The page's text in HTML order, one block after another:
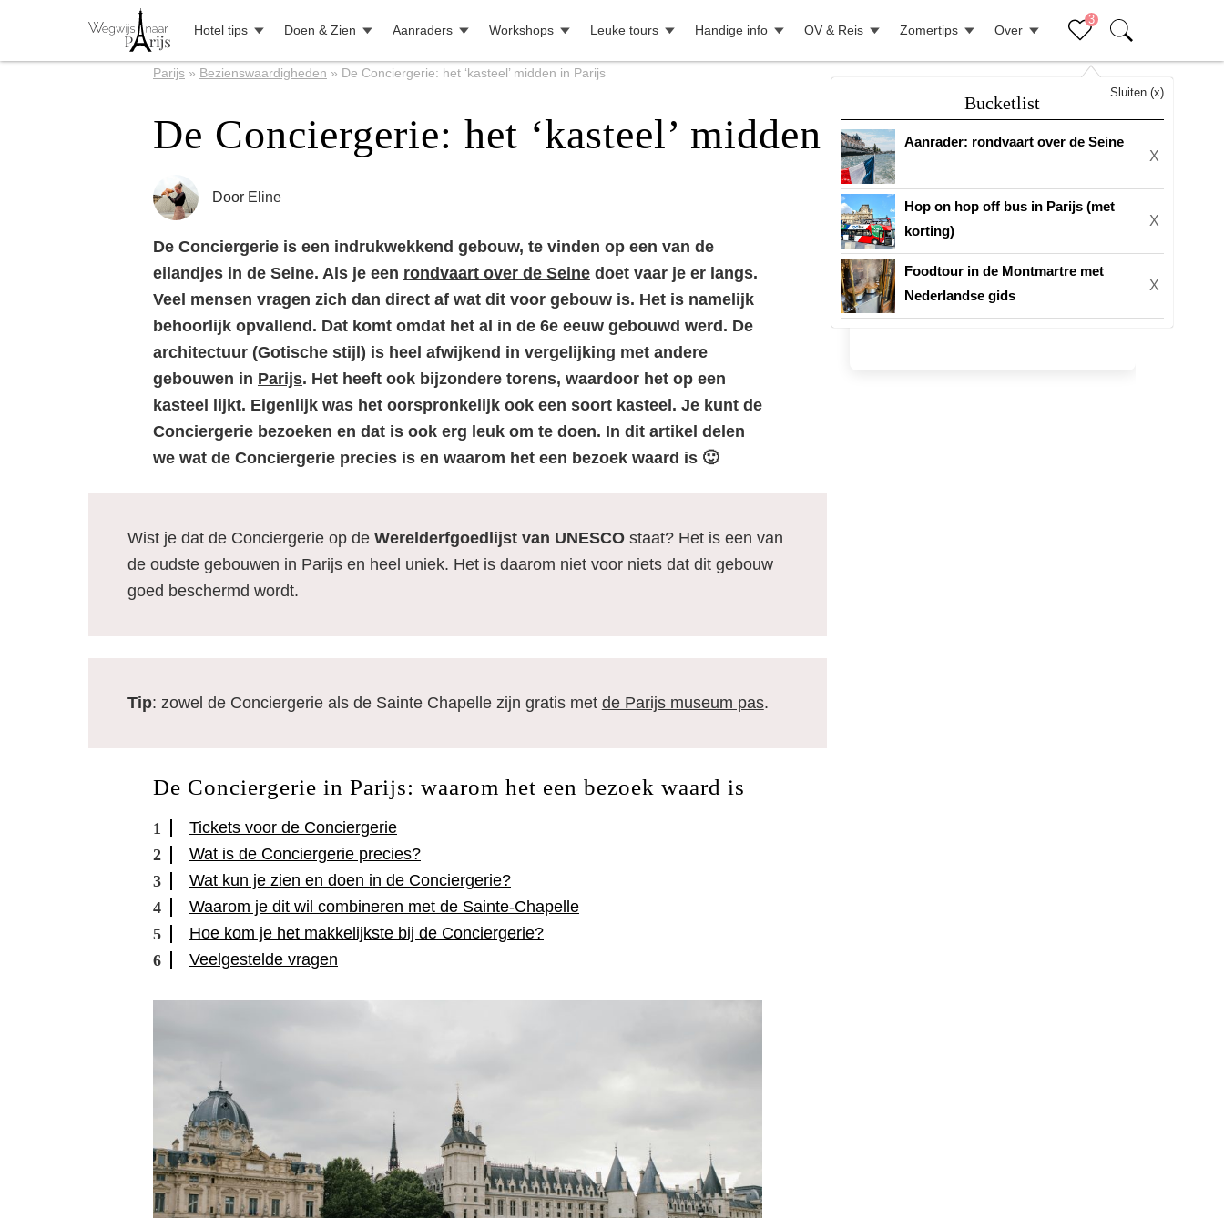
3
Hotel tips Doen & Zien Aanraders Workshops Leuke tours Handige info OV & Reis Zomertips Over
Bucketlist
Sluiten (x)
Aanrader: rondvaart over de Seine
X
Hop on hop off bus in Parijs (met
korting)
X
Foodtour in de Montmartre met
Nederlandse gids
X
Parijs » Bezienswaardigheden » De Conciergerie: het ‘kasteel’ midden in Parijs
De Conciergerie: het ‘kasteel’ midden in Parijs
Door Eline
De Conciergerie is een indrukwekkend gebouw, te vinden op een van de
eilandjes in de Seine. Als je een rondvaart over de Seine doet vaar je er langs.
Veel mensen vragen zich dan direct af wat dit voor gebouw is. Het is namelijk
behoorlijk opvallend. Dat komt omdat het al in de 6e eeuw gebouwd werd. De
architectuur (Gotische stijl) is heel afwijkend in vergelijking met andere
gebouwen in Parijs. Het heeft ook bijzondere torens, waardoor het op een
kasteel lijkt. Eigenlijk was het oorspronkelijk ook een soort kasteel. Je kunt de
Conciergerie bezoeken en dat is ook erg leuk om te doen. In dit artikel delen
we wat de Conciergerie precies is en waarom het een bezoek waard is 🙂
Wist je dat de Conciergerie op de Werelderfgoedlijst van UNESCOstaat? Het is een van
de oudste gebouwen in Parijs en heel uniek. Het is daarom niet voor niets dat dit gebouw
goed beschermd wordt.
Tip: zowel de Conciergerie als de Sainte Chapelle zijn gratis met de Parijs museum pas.
De Conciergerie in Parijs: waarom het een bezoek waard is
Tickets voor de Conciergerie
Wat is de Conciergerie precies?
Wat kun je zien en doen in de Conciergerie?
Waarom je dit wil combineren met de Sainte-Chapelle
Hoe kom je het makkelijkste bij de Conciergerie?
Veelgestelde vragen